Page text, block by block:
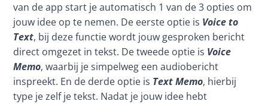
van de app start je automatisch 1 van de 3 opties om
jouw idee op te nemen. De eerste optie is Voice to
Text, bij deze functie wordt jouw gesproken bericht
direct omgezet in tekst. De tweede optie is Voice
Memo, waarbij je simpelweg een audiobericht
inspreekt. En de derde optie is Text Memo, hierbij
type je zelf je tekst. Nadat je jouw idee hebt